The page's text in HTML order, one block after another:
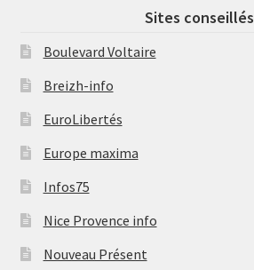
Sites conseillés
Boulevard Voltaire
Breizh-info
EuroLibertés
Europe maxima
Infos75
Nice Provence info
Nouveau Présent